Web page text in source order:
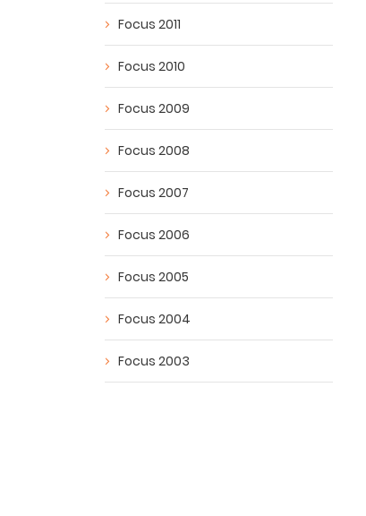
Focus 2011
Focus 2010
Focus 2009
Focus 2008
Focus 2007
Focus 2006
Focus 2005
Focus 2004
Focus 2003